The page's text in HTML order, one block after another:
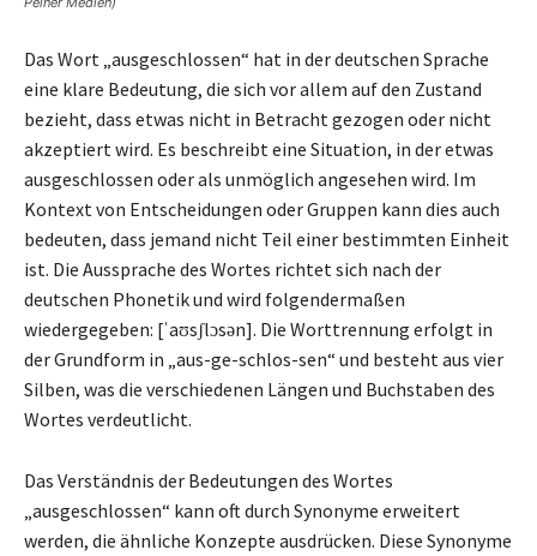
Das Wort „ausgeschlossen“ hat in der deutschen Sprache
eine klare Bedeutung, die sich vor allem auf den Zustand
bezieht, dass etwas nicht in Betracht gezogen oder nicht
akzeptiert wird. Es beschreibt eine Situation, in der etwas
ausgeschlossen oder als unmöglich angesehen wird. Im
Kontext von Entscheidungen oder Gruppen kann dies auch
bedeuten, dass jemand nicht Teil einer bestimmten Einheit
ist. Die Aussprache des Wortes richtet sich nach der
deutschen Phonetik und wird folgendermaßen
wiedergegeben: [ˈaʊsʃlɔsən]. Die Worttrennung erfolgt in
der Grundform in „aus-ge-schlos-sen“ und besteht aus vier
Silben, was die verschiedenen Längen und Buchstaben des
Wortes verdeutlicht.
Das Verständnis der Bedeutungen des Wortes
„ausgeschlossen“ kann oft durch Synonyme erweitert
werden, die ähnliche Konzepte ausdrücken. Diese Synonyme